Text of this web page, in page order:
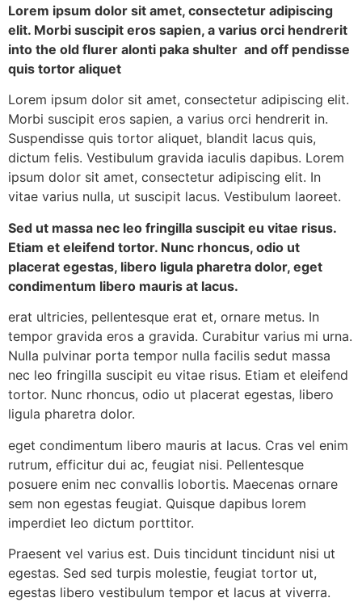
Lorem ipsum dolor sit amet, consectetur adipiscing
elit. Morbi suscipit eros sapien, a varius orci hendrerit
into the old flurer alonti paka shulter and off pendisse
quis tortor aliquet
Lorem ipsum dolor sit amet, consectetur adipiscing elit.
Morbi suscipit eros sapien, a varius orci hendrerit in.
Suspendisse quis tortor aliquet, blandit lacus quis,
dictum felis. Vestibulum gravida iaculis dapibus. Lorem
ipsum dolor sit amet, consectetur adipiscing elit. In
vitae varius nulla, ut suscipit lacus. Vestibulum laoreet.
Sed ut massa nec leo fringilla suscipit eu vitae risus.
Etiam et eleifend tortor. Nunc rhoncus, odio ut
placerat egestas, libero ligula pharetra dolor, eget
condimentum libero mauris at lacus.
erat ultricies, pellentesque erat et, ornare metus. In
tempor gravida eros a gravida. Curabitur varius mi urna.
Nulla pulvinar porta tempor nulla facilis sedut massa
nec leo fringilla suscipit eu vitae risus. Etiam et eleifend
tortor. Nunc rhoncus, odio ut placerat egestas, libero
ligula pharetra dolor.
eget condimentum libero mauris at lacus. Cras vel enim
rutrum, efficitur dui ac, feugiat nisi. Pellentesque
posuere enim nec convallis lobortis. Maecenas ornare
sem non egestas feugiat. Quisque dapibus lorem
imperdiet leo dictum porttitor.
Praesent vel varius est. Duis tincidunt tincidunt nisi ut
egestas. Sed sed turpis molestie, feugiat tortor ut,
egestas libero vestibulum tempor et lacus at viverra.